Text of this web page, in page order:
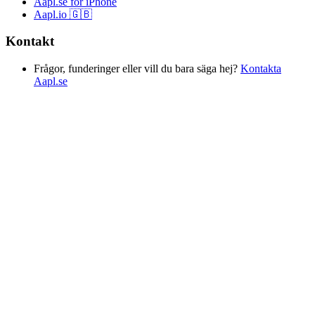
Aapl.io 🇬🇧
Kontakt
Frågor, funderinger eller vill du bara säga hej? Kontakta
Aapl.se